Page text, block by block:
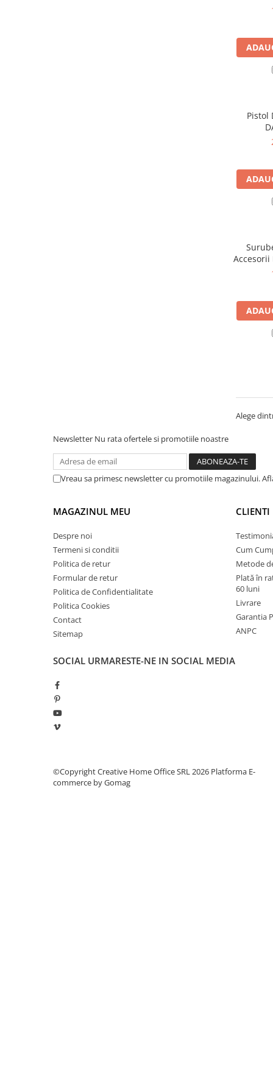
Ventile liniare
Ventile electromagnetice
Termostate aplicatii industriale
Accesorii pentru echipamente
industriale
Echipamente pentru tratarea si
pomparea apei
Pompe submersibile
Pompe de suprafata
Pompe pentru piscine
Vase de expansiune pentru
Grupuri de pompare apa
dedurizare apa
Contoare de apa - Apometre
Pistol
Accesorii
Alege
Newsletter Nu rata ofertele si promotiile noastre
Vreau sa primesc newsletter cu promotiile magazinului.
MAGAZINUL MEU
Despre noi
Termeni si conditii
Politica de retur
Formular de retur
Politica de Confidentialitate
Politica Cookies
Contact
Sitemap
CLIENTI
Cum
Metode
Plată în
60 luni
Livrare
Garantia
ANPC
SOCIAL URMARESTE-NE IN SOCIAL MEDIA
©Copyright Creative Home Office SRL 2026 Platforma E-
commerce by Gomag